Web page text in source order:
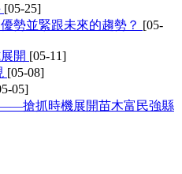
[05-25]
勢並緊跟未來的趨勢？ [05-
開 [05-11]
[05-08]
05]
搶抓時機展開苗木富民強縣